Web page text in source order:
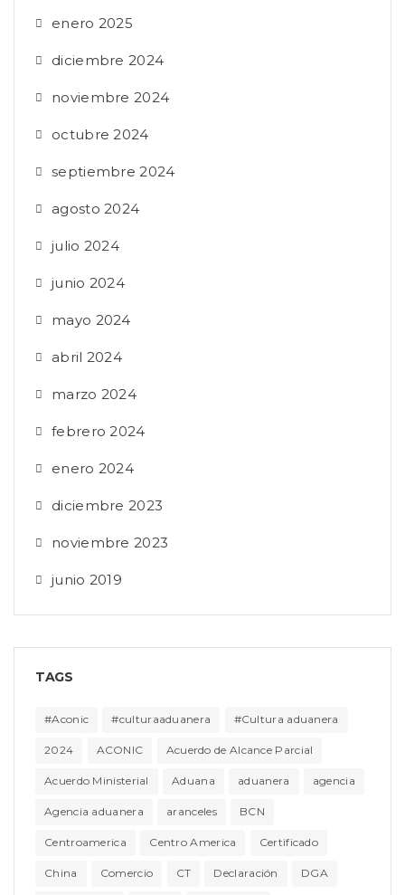
enero 2025
diciembre 2024
noviembre 2024
octubre 2024
septiembre 2024
agosto 2024
julio 2024
junio 2024
mayo 2024
abril 2024
marzo 2024
febrero 2024
enero 2024
diciembre 2023
noviembre 2023
junio 2019
TAGS
#Aconic #culturaaduanera #Cultura aduanera
2024 ACONIC Acuerdo de Alcance Parcial
Acuerdo Ministerial Aduana aduanera agencia
Agencia aduanera aranceles BCN
Centroamerica Centro America Certificado
China Comercio CT Declaración DGA